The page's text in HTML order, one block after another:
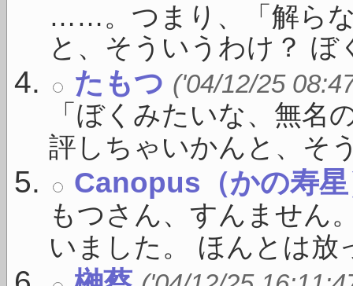
……。つまり、「解ら
と、そういうわけ？
たもつ ('04/12/25
「ぼくみたいな、無名
評しちゃいかんと、そ
Canopus（かの寿
もつさん、すんません
いました。 ほんとは